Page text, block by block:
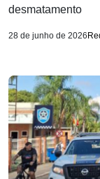
desmatamento
28 de junho de 2026